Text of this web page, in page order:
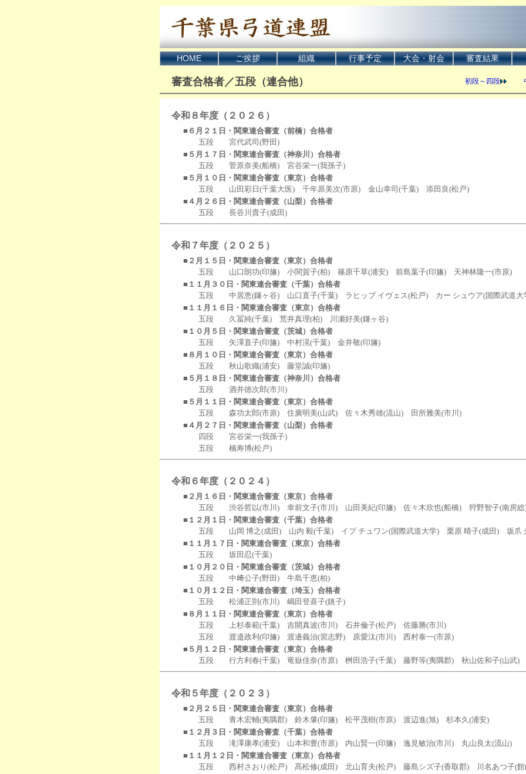
HOME ご挨拶 組織 行事予定 大会・射会 審査結果
審査合格者／五段（連合他） 初段～四段
令和８年度（２０２６）
■６月２１日・関東連合審査（前橋）合格者
五段 宮代武司(野田)
■５月１７日・関東連合審査（神奈川）合格者
五段 菅原奈美(船橋) 宮谷栄一(我孫子)
■５月１０日・関東連合審査（東京）合格者
五段 山田彩日(千葉大医) 千年原美次(市原) 金山幸司(千葉) 添田良(松戸)
■４月２６日・関東連合審査（山梨）合格者
五段 長谷川貴子(成田)
令和７年度（２０２５）
■２月１５日・関東連合審査（東京）合格者
五段 山口朗功(印旛) 小関賀子(柏) 篠原千草(浦安) 前島葉子(印旛) 天神林隆一(市原)
■１１月３０日・関東連合審査（千葉）合格者
五段 中居恵(鎌ヶ谷) 山口直子(千葉) ラヒップ イヴェス(松戸) カー シュウア(国際武道大
■１１月１６日・関東連合審査（東京）合格者
五段 久冨純(千葉) 荒井真理(柏) 川瀬好美(鎌ヶ谷)
■１０月５日・関東連合審査（茨城）合格者
五段 矢澤直子(印旛) 中村滉(千葉) 金井敬(印旛)
■８月１０日・関東連合審査（東京）合格者
五段 秋山歌織(浦安) 藤堂誠(印旛)
■５月１８日・関東連合審査（神奈川）合格者
五段 酒井徳次郎(市川)
■５月１１日・関東連合審査（東京）合格者
五段 森功太郎(市原) 住廣明美(山武) 佐々木秀雄(流山) 田所雅美(市川)
■４月２７日・関東連合審査（山梨）合格者
四段 宮谷栄一(我孫子)
五段 楠寿博(松戸)
令和６年度（２０２４）
■２月１６日・関東連合審査（東京）合格者
五段 渋谷哲以(市川) 幸前文子(市川) 山田美紀(印旛) 佐々木欣也(船橋) 狩野智子(南房総
■１２月１日・関東連合審査（千葉）合格者
五段 山岡 博之(成田) 山内 毅(千葉) イプ チュワン(国際武道大学) 栗原 晴子(成田) 坂爪
■１１月１７日・関東連合審査（東京）合格者
五段 坂田忍(千葉)
■１０月２０日・関東連合審査（茨城）合格者
五段 中﨑公子(野田) 牛島千恵(柏)
■１０月１２日・関東連合審査（埼玉）合格者
五段 松浦正則(市川) 嶋田登喜子(銚子)
■８月１１日・関東連合審査（東京）合格者
五段 上杉泰範(千葉) 吉開真波(市川) 石井倫子(松戸) 佐藤勝(市川)
五段 渡邉政利(印旛) 渡邊義治(習志野) 原愛汰(市川) 西村泰一(市原)
■５月１２日・関東連合審査（東京）合格者
五段 行方利春(千葉) 竜嶽佳奈(市原) 桝田浩子(千葉) 藤野等(夷隅郡) 秋山佐和子(山武)
令和５年度（２０２３）
■２月２５日・関東連合審査（東京）合格者
五段 青木宏輔(夷隅郡) 鈴木肇(印旛) 松平茂樹(市原) 渡辺進(旭) 杉本久(浦安)
■１２月３日・関東連合審査（千葉）合格者
五段 滝澤康孝(浦安) 山本和豊(市原) 内山賢一(印旛) 逸見敏治(市川) 丸山良太(流山)
■１１月１２日・関東連合審査（東京）合格者
五段 西村さおり(松戸) 髙松修(成田) 北山育夫(松戸) 藤島シズ子(香取郡) 川名あつ子(館